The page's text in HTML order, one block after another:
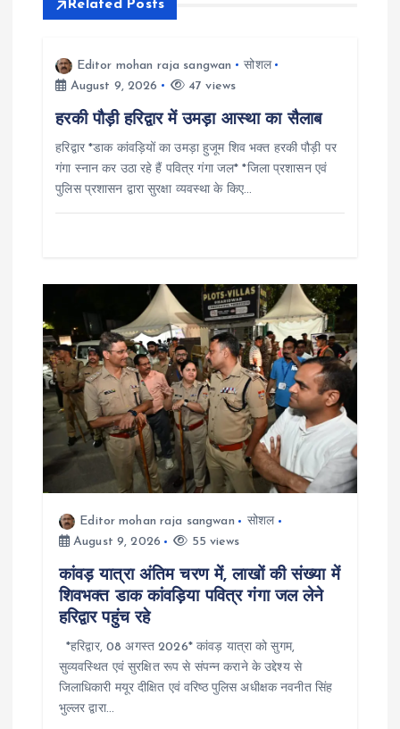
a
o
n
Related Posts
Editor mohan raja sangwan
सोशल
August 9, 2026
47 views
हरकी पौड़ी हरिद्वार में उमड़ा आस्था का सैलाब
हरिद्वार *डाक कांवड़ियों का उमड़ा हुजूम शिव भक्त हरकी पौड़ी पर
गंगा स्नान कर उठा रहे हैं पवित्र गंगा जल* *जिला प्रशासन एवं
पुलिस प्रशासन द्वारा सुरक्षा व्यवस्था के किए…
Editor mohan raja sangwan
सोशल
August 9, 2026
55 views
कांवड़ यात्रा अंतिम चरण में, लाखों की संख्या में
शिवभक्त डाक कांवड़िया पवित्र गंगा जल लेने
हरिद्वार पहुंच रहे
*हरिद्वार, 08 अगस्त 2026* कांवड़ यात्रा को सुगम,
सुव्यवस्थित एवं सुरक्षित रूप से संपन्न कराने के उद्देश्य से
जिलाधिकारी मयूर दीक्षित एवं वरिष्ठ पुलिस अधीक्षक नवनीत सिंह
भुल्लर द्वारा…